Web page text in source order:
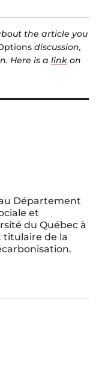
the article you
discussion,
Here is a link on
Département
et
du Québec à
titulaire de la